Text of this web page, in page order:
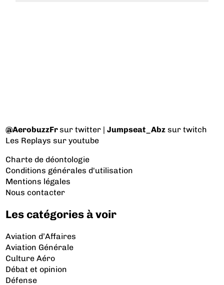
@AerobuzzFrsur twitter |Jumpseat_Abz sur twitch
Les Replays sur youtube
Charte de déontologie
Conditions générales d'utilisation
Mentions légales
Nous contacter
Les catégories à voir
Aviation d’Affaires
Aviation Générale
Culture Aéro
Débat et opinion
Défense